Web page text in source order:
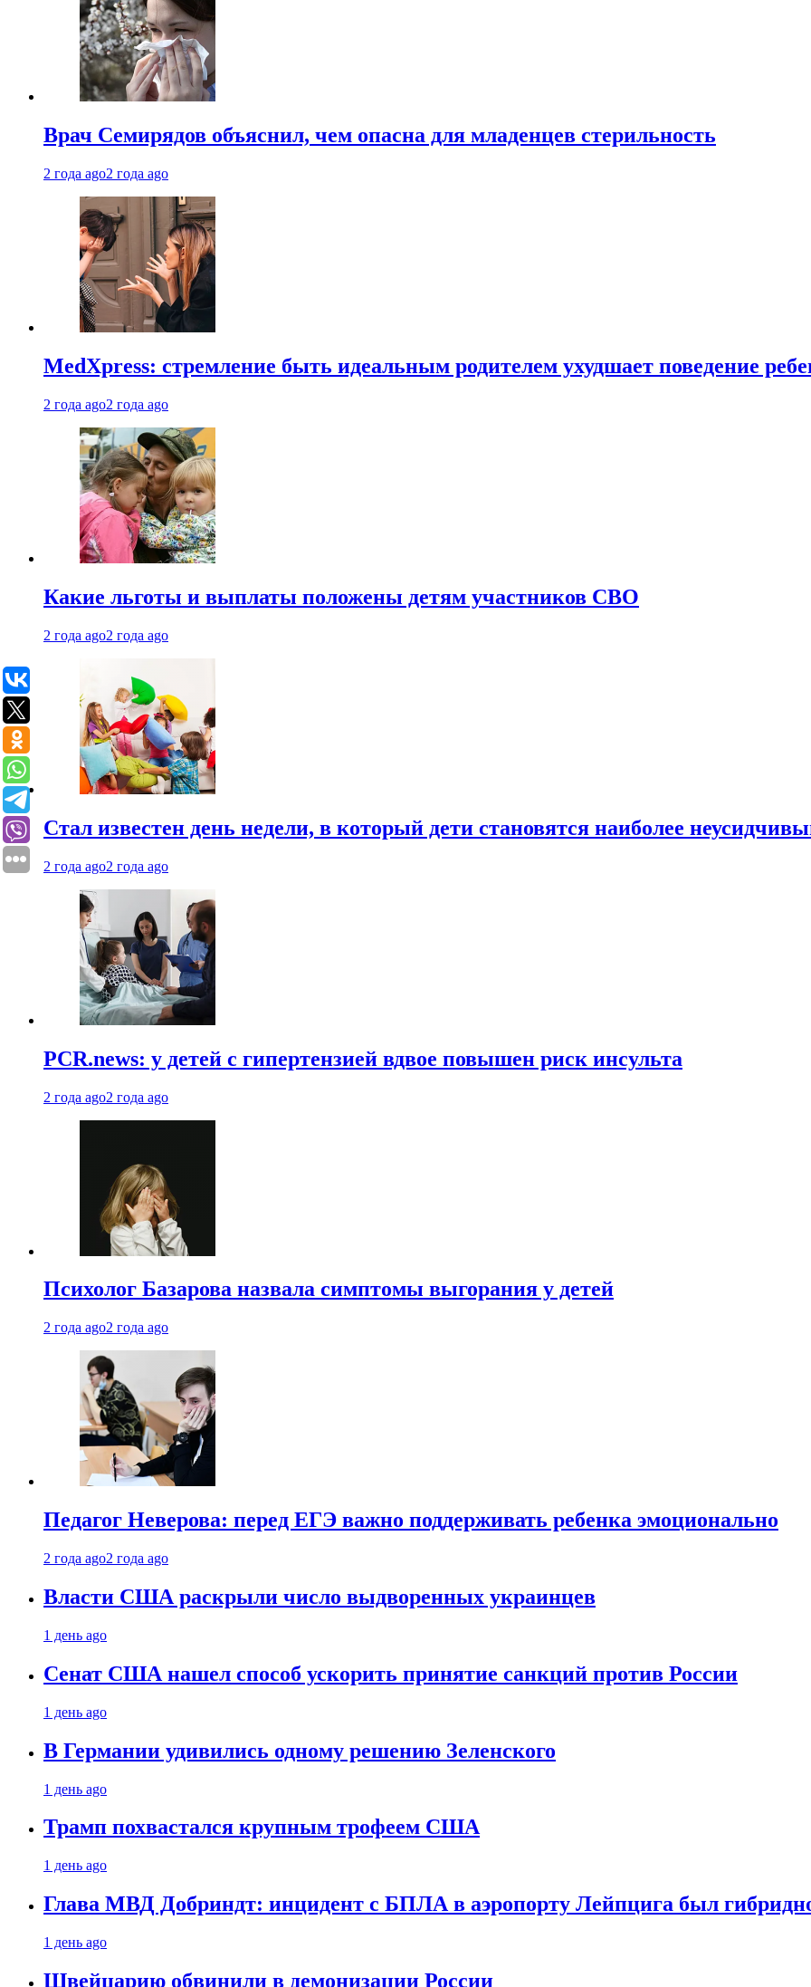
Врач Семирядов объяснил, чем опасна для младенцев стерильность
2 года ago2 года ago
MedXpress: стремление быть идеальным родителем ухудшает поведение
2 года ago2 года ago
Какие льготы и выплаты положены детям участников СВО
2 года ago2 года ago
Стал известен день недели, в который дети становятся наиболее
2 года ago2 года ago
PCR.news: у детей с гипертензией вдвое повышен риск инсульта
2 года ago2 года ago
Психолог Базарова назвала симптомы выгорания у детей
2 года ago2 года ago
Педагог Неверова: перед ЕГЭ важно поддерживать ребенка эмоционально
2 года ago2 года ago
Власти США раскрыли число выдворенных украинцев
1 день ago
Сенат США нашел способ ускорить принятие санкций против России
1 день ago
В Германии удивились одному решению Зеленского
1 день ago
Трамп похвастался крупным трофеем США
1 день ago
Глава МВД Добриндт: инцидент с БПЛА в аэропорту Лейпцига был
1 день ago
Швейцарию обвинили в демонизации России